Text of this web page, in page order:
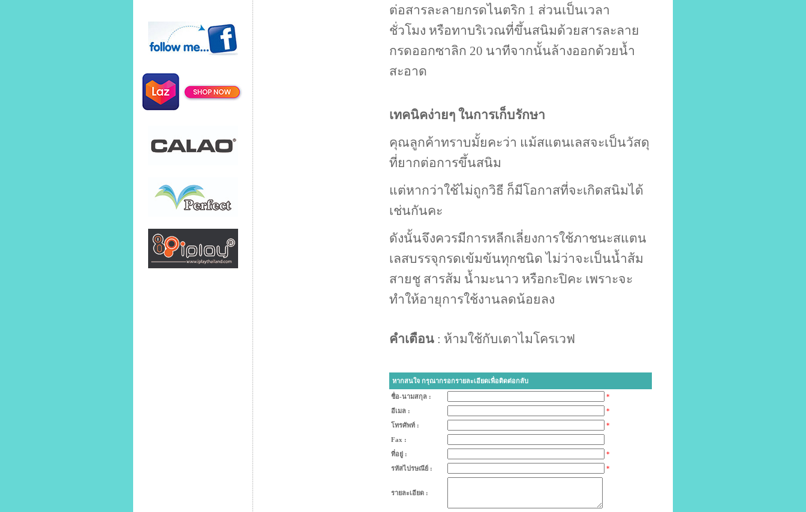
ต่อสารละลายกรดไนตริก 1 ส่วนเป็นเวลา
ชั่วโมง หรือทาบริเวณที่ขึ้นสนิมด้วยสารละลาย
กรดออกซาลิก 20 นาทีจากนั้นล้างออกด้วยน้ำ
สะอาด
เทคนิคง่ายๆ ในการเก็บรักษา
คุณลูกค้าทราบมั้ยคะว่า แม้สแตนเลสจะเป็นวัสดุ
ที่ยากต่อการขึ้นสนิม
แต่หากว่าใช้ไม่ถูกวิธี ก็มีโอกาสที่จะเกิดสนิมได้
เช่นกันคะ
ดังนั้นจึงควรมีการหลีกเลี่ยงการใช้ภาชนะสแตน
เลสบรรจุกรดเข้มข้นทุกชนิดไม่ว่าจะเป็นน้ำส้ม
สายชู สารส้ม น้ำมะนาว หรือกะปิคะ เพราะจะ
ทำให้อายุการใช้งานลดน้อยลง
คำเตือน : ห้ามใช้กับเตาไมโครเวฟ
หากสนใจ กรุณากรอกรายละเอียดเพื่อติดต่อกลับ
ชื่อ-นามสกุล :
*
อีเมล :
*
โทรศัพท์ :
*
Fax :
ที่อยู่ :
*
รหัสไปรษณีย์ :
*
รายละเอียด :